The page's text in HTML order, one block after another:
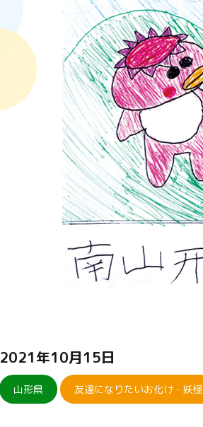
2021年10月15日
山形県 友達になりたいお化け・妖怪